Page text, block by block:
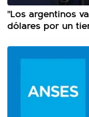
"Los argentinos
dólares por un